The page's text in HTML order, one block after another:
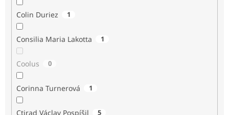
Colin Duriez 1
Consilia Maria Lakotta 1
Coolus 0
Corinna Turnerová 1
Ctirad Václav Pospíšil 5